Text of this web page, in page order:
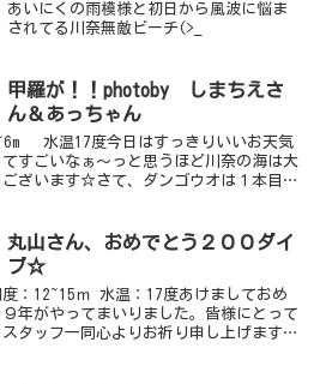
あいにくの雨模様と初日から風波に悩ま
されてる川奈無敵ビーチ(>_
甲羅が！！photoby しまちえさ
ん＆あっちゃん
水温17度今日はすっきりいいお天気
すごいなぁ～っと思うほど川奈の海は大
ざいます☆さて、ダンゴウオは１本目は
丸山さん、おめでとう２００ダイ
ブ☆
：12~15ｍ 水温：17度あけましておめ
年がやってまいりました。皆様にとって
タッフ一同心よりお祈り申し上げます。